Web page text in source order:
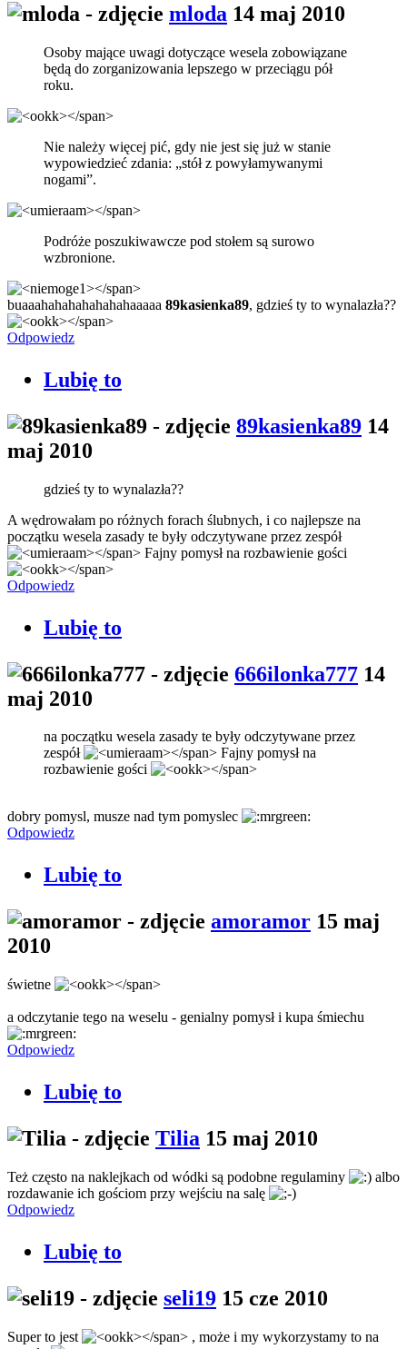
mloda 14 maj 2010
Osoby mające uwagi dotyczące wesela zobowiązane
będą do zorganizowania lepszego w przeciągu pół
roku.
Nie należy więcej pić, gdy nie jest się już w stanie
wypowiedzieć zdania: „stół z powyłamywanymi
nogami”.
Podróże poszukiwawcze pod stołem są surowo
wzbronione.
buaaahahahahahahahaaaaa 89kasienka89, gdzieś ty to wynalazła??
Odpowiedz
Lubię to
89kasienka89 14
maj 2010
gdzieś ty to wynalazła??
A wędrowałam po różnych forach ślubnych, i co najlepsze na
początku wesela zasady te były odczytywane przez zespół
Fajny pomysł na rozbawienie gości
Odpowiedz
Lubię to
666ilonka777 14
maj 2010
na początku wesela zasady te były odczytywane przez
zespół
Fajny pomysł na
rozbawienie gości
dobry pomysl, musze nad tym pomyslec
Odpowiedz
Lubię to
amoramor 15 maj
2010
świetne
a odczytanie tego na weselu - genialny pomysł i kupa śmiechu
Odpowiedz
Lubię to
Tilia 15 maj 2010
Też często na naklejkach od wódki są podobne regulaminy
albo
rozdawanie ich gościom przy wejściu na salę
Odpowiedz
Lubię to
seli19 15 cze 2010
Super to jest
, może i my wykorzystamy to na